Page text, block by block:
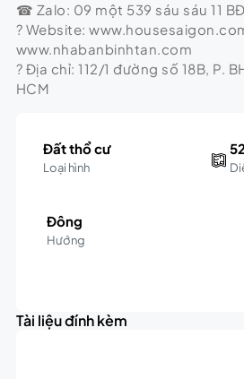
☎ Zalo: 09 một 539 sáu sáu 11
? Website:
www.nhabanbinhtan.com
? Địa chỉ: 112/1 đường số 18B, P.
HCM
Đất thổ cư
Loại hình
Đông
Hướng
+
Tài liệu đính kèm